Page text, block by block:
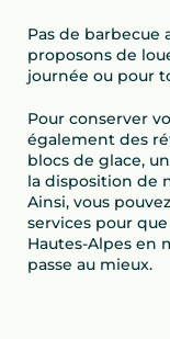
Pas de barbecue
proposons de
journée ou pour
Pour conserver
également des
blocs de glace,
la disposition de
Ainsi, vous
services pour
Hautes-Alpes en
passe au mieux.